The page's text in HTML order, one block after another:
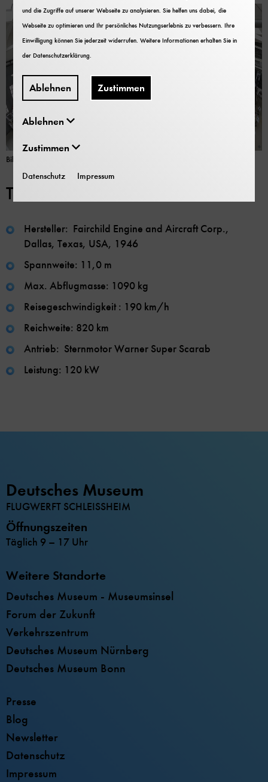
Bild: Deutsches Museum
Technische Daten:
Hersteller: Fairchild Engine and Aircraft Corp.,
Dallas, Texas, USA, 1946
Spannweite: 11,0 m
Max. Abflugmasse: 1090 kg
Reisegeschwindigkeit : 190 km/h
Reichweite: 820 km
Antrieb: Sternmotor Warner Super Scarab
Leistung: 120 kW
Deutsches Museum
FLUGWERFT SCHLEISSHEIM
Öffnungszeiten
Täglich 9 – 17 Uhr
Weitere Standorte
Deutsches Museum - Museumsinsel
Forum der Zukunft
Verkehrszentrum
Deutsches Museum Nürnberg
Deutsches Museum Bonn
Presse
Blog
Newsletter
Datenschutz
Impressum
und die Zugriffe auf unserer Webseite zu analysieren. Sie helfen uns dabei, die
Webseite zu optimieren und Ihr persönliches Nutzungserlebnis zu verbessern. Ihre
Einwilligung können Sie jederzeit widerrufen. Weitere Informationen erhalten Sie in
derDatenschutzerklärung.
Ablehnen Zustimmen
Ablehnen
Zustimmen
Datenschutz Impressum